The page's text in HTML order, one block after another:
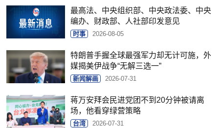
最高法、中央组织部、中央政法委、中央
编办、财政部、人社部印发意见
时事 2026-08-05
特朗普手握全球最强军力却无计可施，外
媒揭美伊战争“无解三选一”
新闻解画 2026-07-31
蒋万安拜会民进党团不到20分钟被请离
场，他看穿绿营策略
台湾 2026-07-31